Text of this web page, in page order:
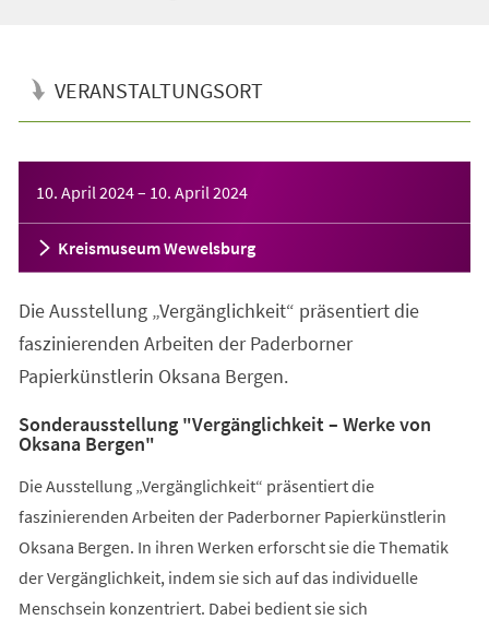
VERANSTALTUNGSORT
10. April 2024– 10. April 2024
Kreismuseum Wewelsburg
Die Ausstellung „Vergänglichkeit“ präsentiert die
faszinierenden Arbeiten der Paderborner
Papierkünstlerin Oksana Bergen.
Sonderausstellung "Vergänglichkeit – Werke von
Oksana Bergen"
Die Ausstellung „Vergänglichkeit“ präsentiert die
faszinierenden Arbeiten der Paderborner Papierkünstlerin
Oksana Bergen. In ihren Werken erforscht sie die Thematik
der Vergänglichkeit, indem sie sich auf das individuelle
Menschsein konzentriert. Dabei bedient sie sich